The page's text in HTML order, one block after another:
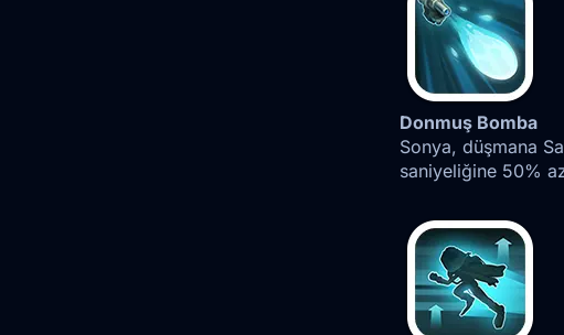
Donmuş Bomba
Sonya, düşmana
saniyeliğine 50%